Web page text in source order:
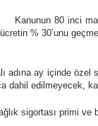
Kanunun 80 inci
% 30’unu
adına ay içinde özel
dahil edilmeyecek,
sigortası primi ve